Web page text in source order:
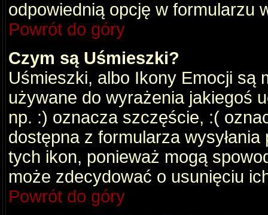
odpowiednią opcję w formularzu
Powrót do góry
Czym są Uśmieszki?
Uśmieszki, albo Ikony Emocji są
używane do wyrażenia jakiegoś
np. :) oznacza szczęście, :(
dostępna z formularza
tych ikon, ponieważ mogą
może zdecydować o usunięciu
Powrót do góry